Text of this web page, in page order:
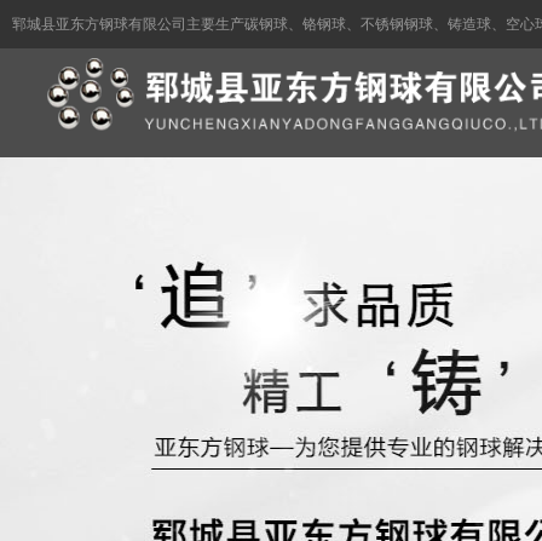
郓城县亚东方钢球有限公司主要生产碳钢球、铬钢球、不锈钢钢球、铸造球、空心